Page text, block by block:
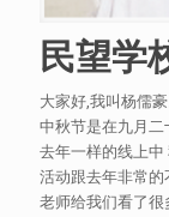
民望学
大家好,我叫杨儒
中秋节是在九月
去年一样的线上中
活动跟去年非常
老师给我们看了很